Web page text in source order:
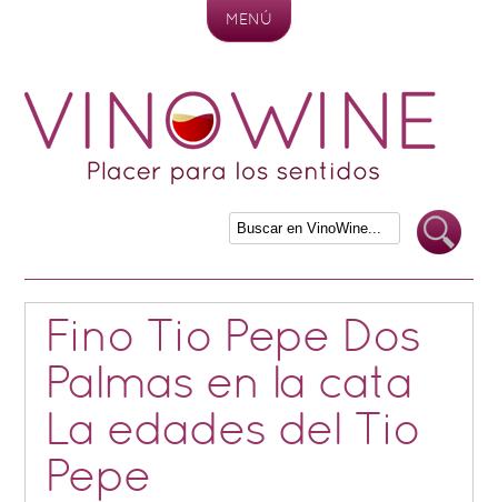
MENÚ
Fino Tio Pepe Dos
Palmas en la cata
La edades del Tio
Pepe